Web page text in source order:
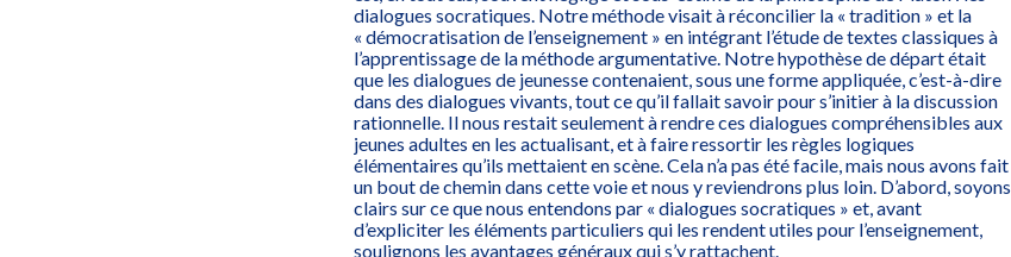
dialogues socratiques. Notre méthode visait à réconcilier la « tradition » et la
« démocratisation de l’enseignement » en intégrant l’étude de textes classiques à
l’apprentissage de la méthode argumentative. Notre hypothèse de départ était
que les dialogues de jeunesse contenaient, sous une forme appliquée, c’est-à-dire
dans des dialogues vivants, tout ce qu’il fallait savoir pour s’initier à la discussion
rationnelle. Il nous restait seulement à rendre ces dialogues compréhensibles aux
jeunes adultes en les actualisant, et à faire ressortir les règles logiques
élémentaires qu’ils mettaient en scène. Cela n’a pas été facile, mais nous avons fait
un bout de chemin dans cette voie et nous y reviendrons plus loin. D’abord, soyons
clairs sur ce que nous entendons par « dialogues socratiques » et, avant
d’expliciter les éléments particuliers qui les rendent utiles pour l’enseignement,
soulignons les avantages généraux qui s’y rattachent.